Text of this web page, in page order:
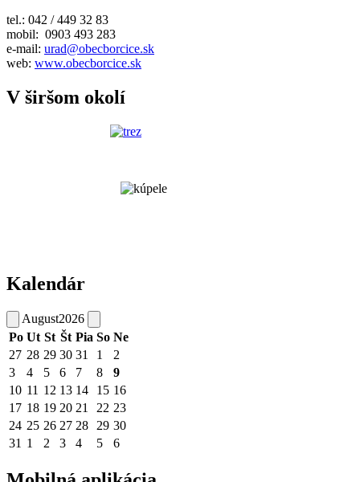
tel.: 042 / 449 32 83
mobil: 0903 493 283
e-mail: urad@obecborcice.sk
web: www.obecborcice.sk
V širšom okolí
Kalendár
August2026
Po Ut St Št Pia So Ne
27 28 29 30 31 1
2
3
4 5 6 7 8
9
10 11 12 13 14 15 16
17 18 19 20 21 22 23
24 25 26 27 28 29 30
31 1 2 3 4 5 6